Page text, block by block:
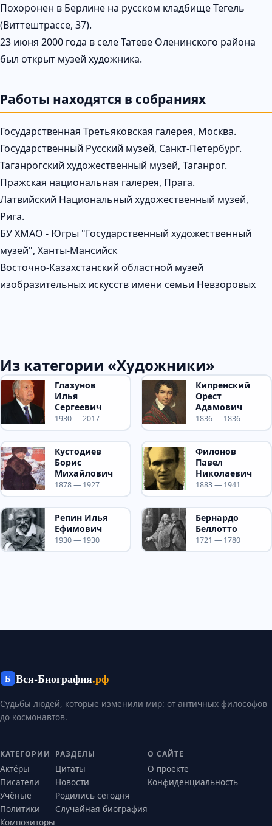
Похоронен в Берлине на русском кладбище Тегель
(Виттештрассе, 37).
23 июня 2000 года в селе Татеве Оленинского района
был открыт музей художника.
Работы находятся в собраниях
Государственная Третьяковская галерея, Москва.
Государственный Русский музей, Санкт-Петербург.
Таганрогский художественный музей, Таганрог.
Пражская национальная галерея, Прага.
Латвийский Национальный художественный музей,
Рига.
БУ ХМАО - Югры "Государственный художественный
музей", Ханты-Мансийск
Восточно-Казахстанский областной музей
изобразительных искусств имени семьи Невзоровых
Из категории «Художники»
Глазунов
Илья
Сергеевич
1930 — 2017
Кипренский
Орест
Адамович
1836 — 1836
Кустодиев
Борис
Михайлович
1878 — 1927
Филонов
Павел
Николаевич
1883 — 1941
Репин Илья
Ефимович
1930 — 1930
Бернардо
Беллотто
1721 — 1780
Б Вся-Биография.рф
Судьбы людей, которые изменили мир: от античных философов
до космонавтов.
КАТЕГОРИИ
Актёры
Писатели
Учёные
Политики
Композиторы
РАЗДЕЛЫ
Цитаты
Новости
Родились сегодня
Случайная биография
О САЙТЕ
О проекте
Конфиденциальность